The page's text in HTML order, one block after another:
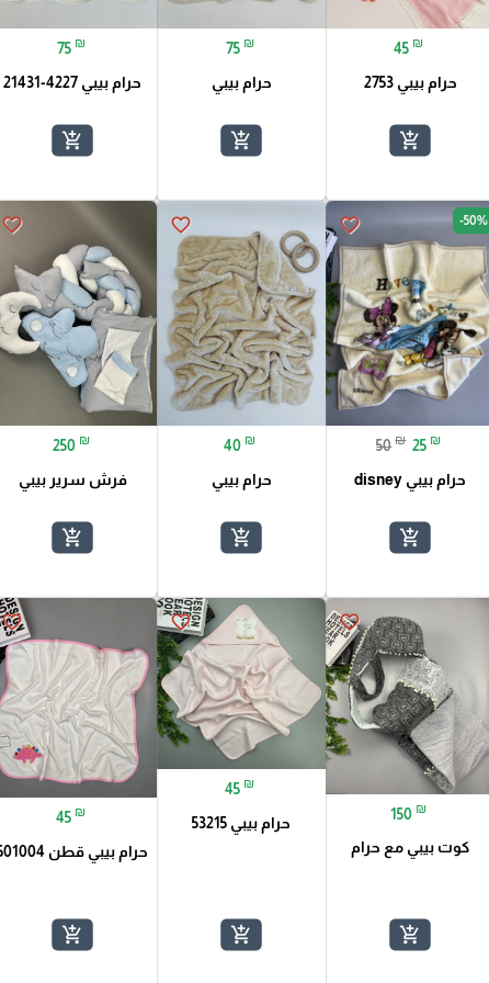
45 ₪
حرام بيبي 2753
add_shopping_cart
75 ₪
حرام بيبي
add_shopping_cart
75 ₪
حرام بيبي 4227-21431
add_shopping_cart
favorite_border -50%
50 ₪ 25 ₪
حرام بيبي disney
add_shopping_cart
favorite_border
40 ₪
حرام بيبي
add_shopping_cart
favorite_border
250 ₪
فرش سرير بيبي
add_shopping_cart
favorite_border
150 ₪
كوت بيبي مع حرام
add_shopping_cart
favorite_border
45 ₪
حرام بيبي 53215
add_shopping_cart
favorite_border
45 ₪
حرام بيبي قطن 501004
add_shopping_cart